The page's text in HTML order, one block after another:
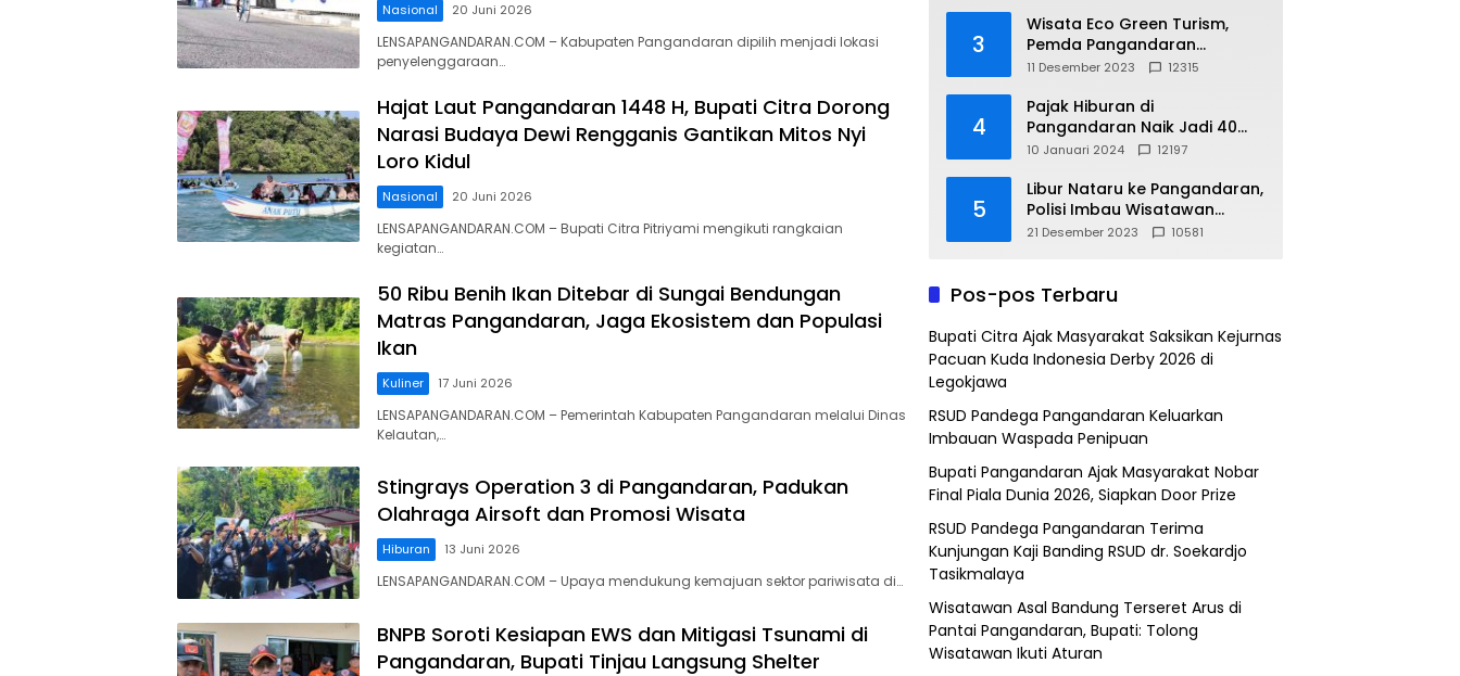
Nasional 20 Juni 2026
LENSAPANGANDARAN.COM – Kabupaten Pangandaran dipilih menjadi lokasi
penyelenggaraan…
Hajat Laut Pangandaran 1448 H, Bupati Citra Dorong
Narasi Budaya Dewi Rengganis Gantikan Mitos Nyi
Loro Kidul
Nasional 20 Juni 2026
LENSAPANGANDARAN.COM – Bupati Citra Pitriyami mengikuti rangkaian
kegiatan…
50 Ribu Benih Ikan Ditebar di Sungai Bendungan
Matras Pangandaran, Jaga Ekosistem dan Populasi
Ikan
Kuliner 17 Juni 2026
LENSAPANGANDARAN.COM – Pemerintah Kabupaten Pangandaran melalui Dinas
Kelautan,…
Stingrays Operation 3 di Pangandaran, Padukan
Olahraga Airsoft dan Promosi Wisata
Hiburan 13 Juni 2026
LENSAPANGANDARAN.COM – Upaya mendukung kemajuan sektor pariwisata di…
BNPB Soroti Kesiapan EWS dan Mitigasi Tsunami di
Pangandaran, Bupati Tinjau Langsung Shelter
3
Wisata Eco Green Turism,
Pemda Pangandaran
Gandeng PLN
11 Desember 2023 12315
4
Pajak Hiburan di
Pangandaran Naik Jadi 40
Persen
10 Januari 2024 12197
5
Libur Nataru ke Pangandaran,
Polisi Imbau Wisatawan
Gunakan Jalur Arteri
21 Desember 2023 10581
Pos-pos Terbaru
Bupati Citra Ajak Masyarakat Saksikan Kejurnas
Pacuan Kuda Indonesia Derby 2026 di
Legokjawa
RSUD Pandega Pangandaran Keluarkan
Imbauan Waspada Penipuan
Bupati Pangandaran Ajak Masyarakat Nobar
Final Piala Dunia 2026, Siapkan Door Prize
RSUD Pandega Pangandaran Terima
Kunjungan Kaji Banding RSUD dr. Soekardjo
Tasikmalaya
Wisatawan Asal Bandung Terseret Arus di
Pantai Pangandaran, Bupati: Tolong
Wisatawan Ikuti Aturan